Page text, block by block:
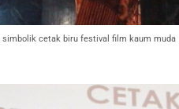
simbolik cetak biru festival film kaum muda